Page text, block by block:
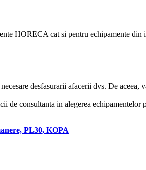
HORECA cat si pentru echipamente
desfasurarii afacerii dvs. De
de consultanta in alegerea
PL30, KOPA